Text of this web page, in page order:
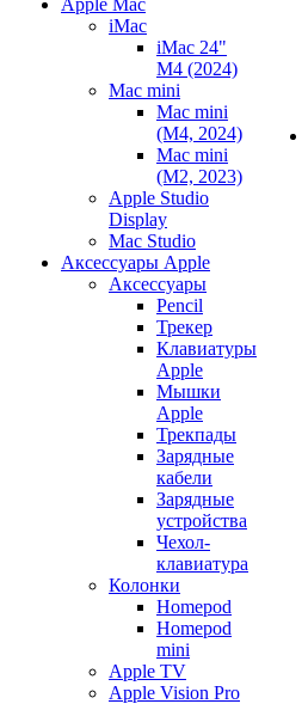
Apple Mac
iMac
iMac 24"
M4 (2024)
Mac mini
Mac mini
(M4, 2024)
Mac mini
(M2, 2023)
Apple Studio
Display
Mac Studio
Аксессуары Apple
Аксессуары
Pencil
Трекер
Клавиатуры
Apple
Мышки
Apple
Трекпады
Зарядные
кабели
Зарядные
устройства
Чехол-
клавиатура
Колонки
Homepod
Homepod
mini
Apple TV
Apple Vision Pro